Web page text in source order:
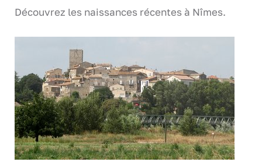
Découvrez les naissances récentes à Nîmes.